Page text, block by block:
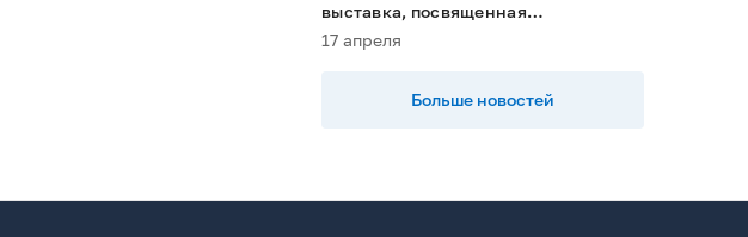
выставка, посвященная
национальным проектам
17 апреля
Больше новостей